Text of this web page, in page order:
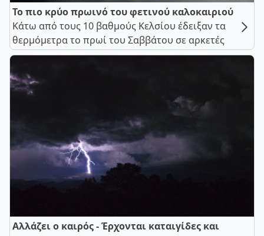
Το πιο κρύο πρωινό του φετινού καλοκαιριού
Κάτω από τους 10 βαθμούς Κελσίου έδειξαν τα
θερμόμετρα το πρωί του Σαββάτου σε αρκετές
Αλλάζει ο καιρός - Έρχονται καταιγίδες και